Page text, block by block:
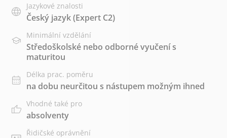
Jazykové znalosti
Český jazyk(Expert C2)
Minimální vzdělání
Středoškolské nebo odborné vyučení s
maturitou
Délka prac. poměru
na dobu neurčitou s nástupem možným ihned
Vhodné také pro
absolventy
Řidičské oprávnění